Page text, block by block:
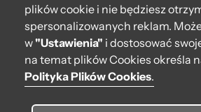
bok@obagstore.pl
WhatsApp O bag Polska
Pon.-pt. w godz 08:00 - 16:00
Obserwuj nas
plików cookie i nie będziesz
spersonalizowanych reklam.
w"Ustawienia" i dostosować
na temat plików Cookies określa
Polityka Plików Cookies.